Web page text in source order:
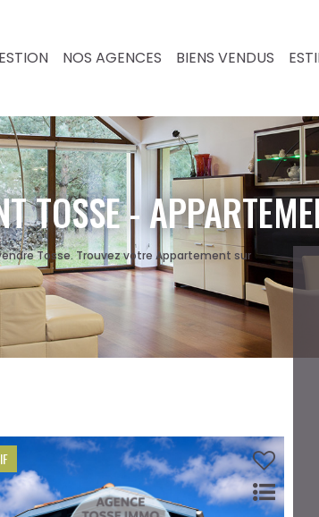
NOS AGENCES BIENS VENDUS
TOSSE -
Tosse. Trouvez votre Appartement sur